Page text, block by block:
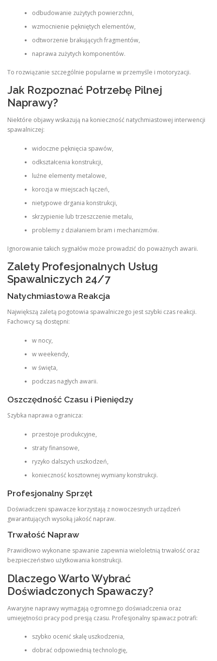
odbudowanie zużytych powierzchni,
wzmocnienie pękniętych elementów,
odtworzenie brakujących fragmentów,
naprawa zużytych komponentów.
To rozwiązanie szczególnie popularne w przemyśle i motoryzacji.
Jak Rozpoznać Potrzebę Pilnej
Naprawy?
Niektóre objawy wskazują na konieczność natychmiastowej interwencji
spawalniczej:
widoczne pęknięcia spawów,
odkształcenia konstrukcji,
luźne elementy metalowe,
korozja w miejscach łączeń,
nietypowe drgania konstrukcji,
skrzypienie lub trzeszczenie metalu,
problemy z działaniem bram i mechanizmów.
Ignorowanie takich sygnałów może prowadzić do poważnych awarii.
Zalety Profesjonalnych Usług
Spawalniczych 24/7
Natychmiastowa Reakcja
Największą zaletą pogotowia spawalniczego jest szybki czas reakcji.
Fachowcy są dostępni:
w nocy,
w weekendy,
w święta,
podczas nagłych awarii.
Oszczędność Czasu i Pieniędzy
Szybka naprawa ogranicza:
przestoje produkcyjne,
straty finansowe,
ryzyko dalszych uszkodzeń,
konieczność kosztownej wymiany konstrukcji.
Profesjonalny Sprzęt
Doświadczeni spawacze korzystają z nowoczesnych urządzeń
gwarantujących wysoką jakość napraw.
Trwałość Napraw
Prawidłowo wykonane spawanie zapewnia wieloletnią trwałość oraz
bezpieczeństwo użytkowania konstrukcji.
Dlaczego Warto Wybrać
Doświadczonych Spawaczy?
Awaryjne naprawy wymagają ogromnego doświadczenia oraz
umiejętności pracy pod presją czasu. Profesjonalny spawacz potrafi:
szybko ocenić skalę uszkodzenia,
dobrać odpowiednią technologię,